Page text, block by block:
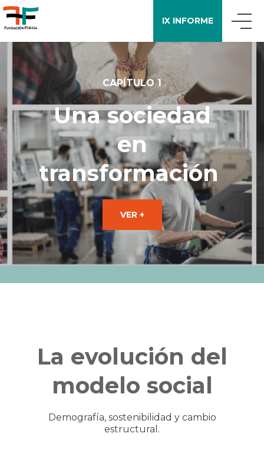
IX INFORME
QUIÉNES SOMOS
QUÉ DECIMOS
APOYO A LA INVESTIGACIÓN
ENCUESTA FOESSA
PUBLICACIONES
CAPÍTULO 1
Una sociedad
en
transformación
VER +
La evolución del
modelo social
Demografía, sostenibilidad y cambio
estructural.